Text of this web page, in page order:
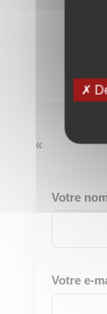
«
Votre
Votre e-